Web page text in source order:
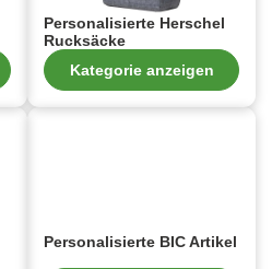
Personalisierte Herschel
Rucksäcke
Kategorie anzeigen
Personalisierte BIC Artikel